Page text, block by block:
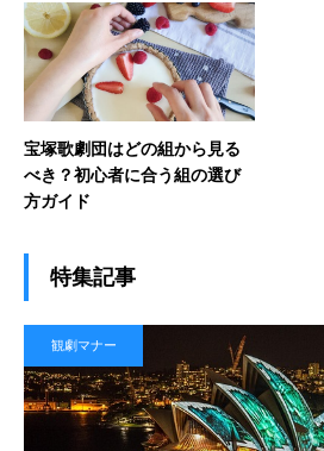
宝塚歌劇団はどの組から見る
べき？初心者に合う組の選び
方ガイド
特集記事
観劇マナー